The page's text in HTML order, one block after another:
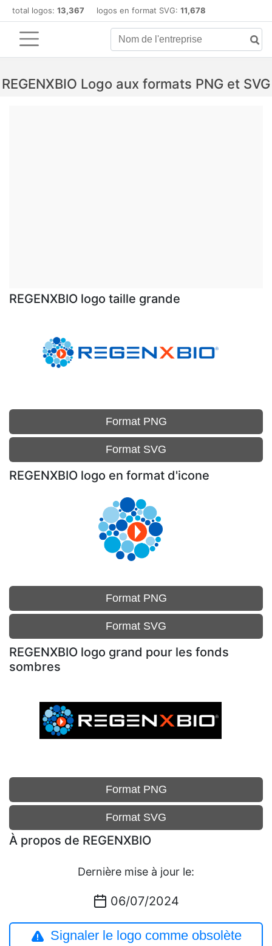
total logos: 13,367 logos en format SVG: 11,678
REGENXBIO Logo aux formats PNG et SVG
REGENXBIO logo taille grande
Format PNG
Format SVG
REGENXBIO logo en format d'icone
Format PNG
Format SVG
REGENXBIO logo grand pour les fonds
sombres
Format PNG
Format SVG
À propos de REGENXBIO
Dernière mise à jour le:
06/07/2024
Signaler le logo comme obsolète